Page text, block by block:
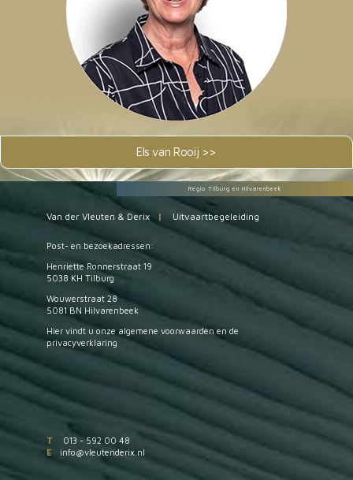
Els van Rooij >>
Regio Tilburg en Hilvarenbeek
Van der Vleuten & Derix | Uitvaartbegeleiding
Post- en bezoekadressen:
Henriette Ronnerstraat 19
5038 KH Tilburg
Wouwerstraat 28
5081 BN Hilvarenbeek
Hier vindt u onze algemene voorwaarden en de
privacyverklaring
T
013 - 592 00 48
E
info@vleutenderix.nl